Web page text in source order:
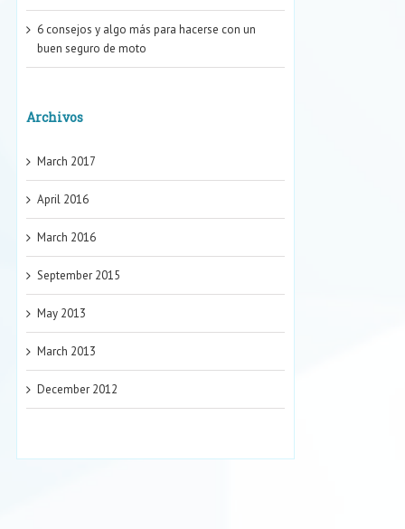
6 consejos y algo más para hacerse con un
buen seguro de moto
Archivos
March 2017
April 2016
March 2016
September 2015
May 2013
March 2013
December 2012